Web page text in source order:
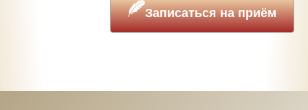
Записаться на приём